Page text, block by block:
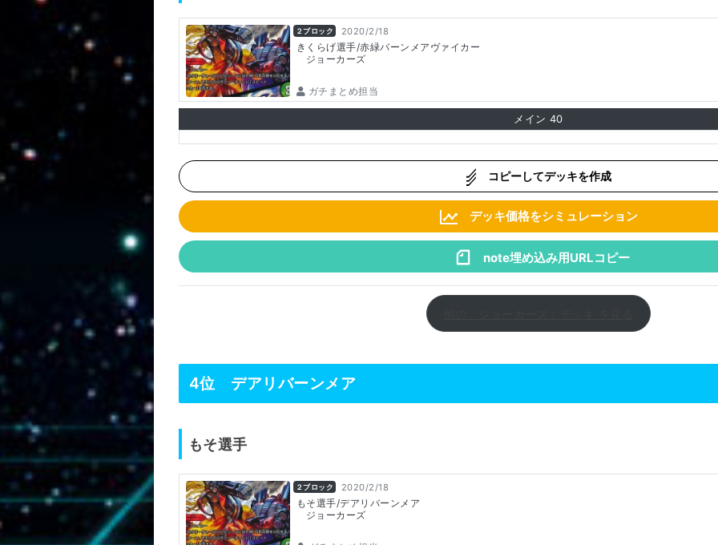
２ブロック 2020/2/18
きくらげ選手/赤緑バーンメアヴァイカー
ジョーカーズ
ガチまとめ担当
メイン 40
コピーしてデッキを作成
デッキ価格をシミュレーション
note埋め込み用URLコピー
4位 デアリバーンメア
もそ選手
２ブロック 2020/2/18
もそ選手/デアリバーンメア
ジョーカーズ